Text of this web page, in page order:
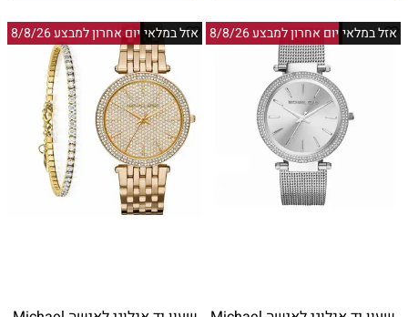
יום אחרון למבצע 8/8/26אזל במלאי יום אחרון למבצע 8/8/26אזל במלאי